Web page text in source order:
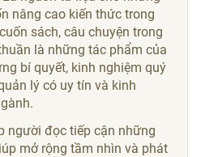
nâng cao kiến thức trong
sách, câu chuyện trong
là những tác phẩm của
bí quyết, kinh nghiệm quý
lý có uy tín và kinh
người đọc tiếp cận những
mở rộng tầm nhìn và phát